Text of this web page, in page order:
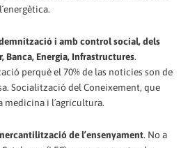
i amb control social, dels
Banca, Energia, Infrastructures.
perquè el 70% de las noticies son de
Socialització del Coneixement, que
i l´agricultura.
de l’ensenyament. No a